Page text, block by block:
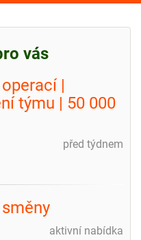
vás
|
týmu | 50 000
před týdnem
aktivní nabídka